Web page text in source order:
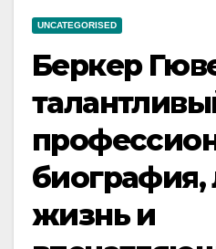
UNCATEGORISED
Беркер
биография,
жизнь и